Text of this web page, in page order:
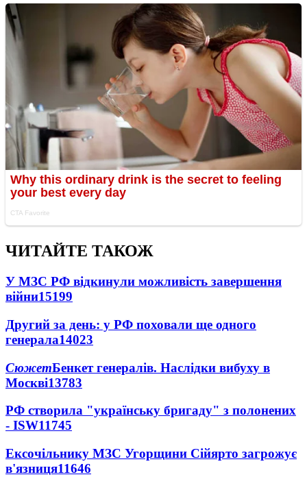
ЧИТАЙТЕ ТАКОЖ
У МЗС РФ відкинули можливість завершення
війни15199
Другий за день: у РФ поховали ще одного
генерала14023
СюжетБенкет генералів. Наслідки вибуху в
Москві13783
РФ створила "українську бригаду" з полонених
- ISW11745
Ексочільнику МЗС Угорщини Сійярто загрожує
в'язниця11646